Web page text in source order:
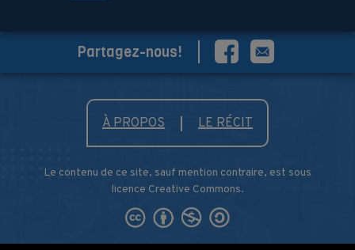
À PROPOS LE RÉCIT
Le contenu de ce site, sauf mention contraire, est sous
licence Creative Commons.
Partagez-nous!